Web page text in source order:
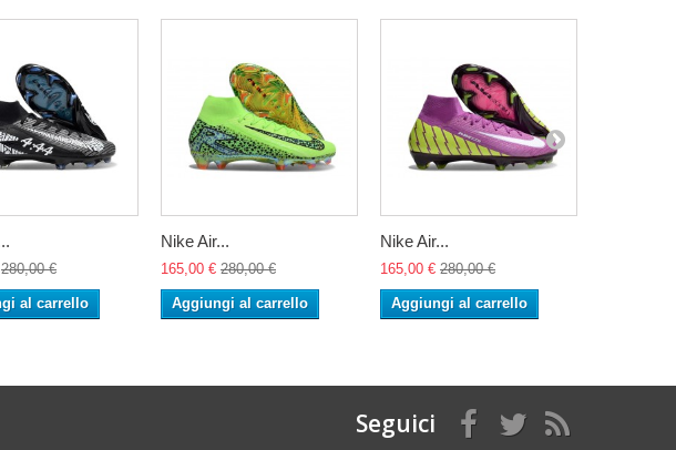
280,00 €
al carrello
Nike Air...
165,00 € 280,00 €
Aggiungi al carrello
Nike Air...
165,00 € 280,00 €
Aggiungi al carrello
Seguici